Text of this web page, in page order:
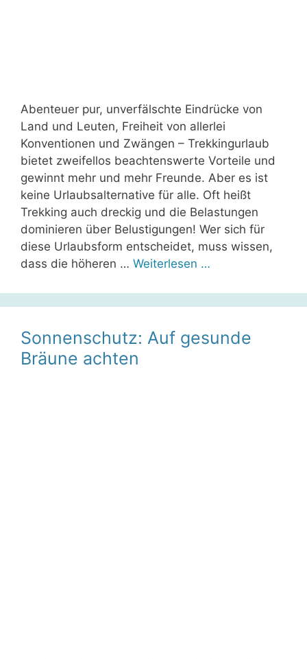
Abenteuer pur, unverfälschte Eindrücke von
Land und Leuten, Freiheit von allerlei
Konventionen und Zwängen – Trekkingurlaub
bietet zweifellos beachtenswerte Vorteile und
gewinnt mehr und mehr Freunde. Aber es ist
keine Urlaubsalternative für alle. Oft heißt
Trekking auch dreckig und die Belastungen
dominieren über Belustigungen! Wer sich für
diese Urlaubsform entscheidet, muss wissen,
dass die höheren … Weiterlesen …
Sonnenschutz: Auf gesunde
Bräune achten